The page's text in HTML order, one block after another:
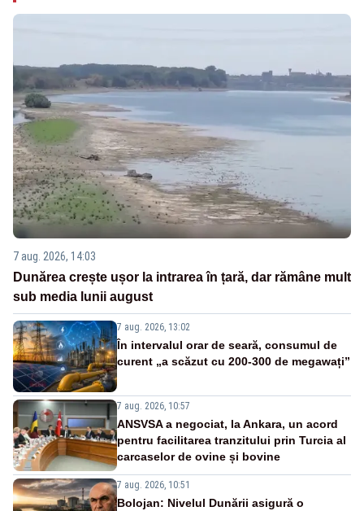
7 aug. 2026, 14:03
Dunărea crește ușor la intrarea în țară, dar rămâne mult
sub media lunii august
7 aug. 2026, 13:02
În intervalul orar de seară, consumul de
curent „a scăzut cu 200-300 de megawați”
7 aug. 2026, 10:57
ANSVSA a negociat, la Ankara, un acord
pentru facilitarea tranzitului prin Turcia al
carcaselor de ovine și bovine
7 aug. 2026, 10:51
Bolojan: Nivelul Dunării asigură o